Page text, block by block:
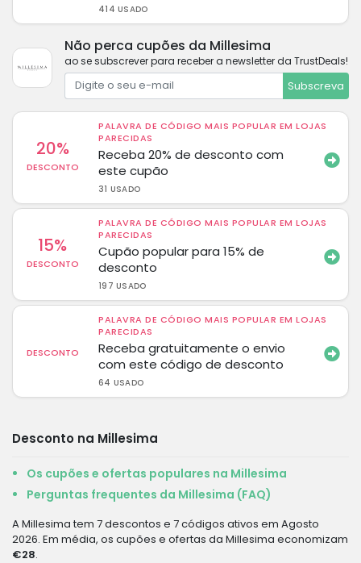
414 USADO
Não perca cupões da Millesima
ao se subscrever para receber a newsletter da TrustDeals!
Subscreva
20%
DESCONTO
PALAVRA DE CÓDIGO MAIS POPULAR EM LOJAS
PARECIDAS
Receba 20% de desconto com
este cupão
31 USADO
15%
DESCONTO
PALAVRA DE CÓDIGO MAIS POPULAR EM LOJAS
PARECIDAS
Cupão popular para 15% de
desconto
197 USADO
DESCONTO
PALAVRA DE CÓDIGO MAIS POPULAR EM LOJAS
PARECIDAS
Receba gratuitamente o envio
com este código de desconto
64 USADO
Desconto na Millesima
Os cupões e ofertas populares na Millesima
Perguntas frequentes da Millesima (FAQ)
A Millesima tem 7 descontos e 7 códigos ativos em Agosto
2026. Em média, os cupões e ofertas da Millesima economizam
€28.